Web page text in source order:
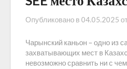
Опубликовано в 04.05.2025
Чарынский каньон – одно из
захватывающих мест в
невозможно сравнить ни с